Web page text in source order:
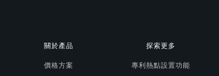
關於產品
價格方案
探索更多
專利熱點設置功能